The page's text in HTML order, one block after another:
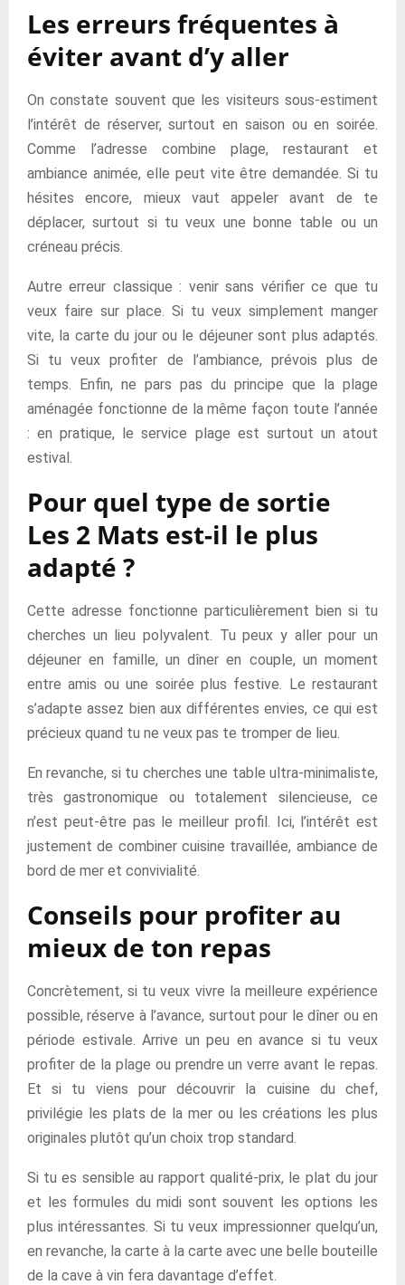
Les erreurs fréquentes à
éviter avant d’y aller
On constate souvent que les visiteurs sous-estiment
l’intérêt de réserver, surtout en saison ou en soirée.
Comme l’adresse combine plage, restaurant et
ambiance animée, elle peut vite être demandée. Si tu
hésites encore, mieux vaut appeler avant de te
déplacer, surtout si tu veux une bonne table ou un
créneau précis.
Autre erreur classique : venir sans vérifier ce que tu
veux faire sur place. Si tu veux simplement manger
vite, la carte du jour ou le déjeuner sont plus adaptés.
Si tu veux profiter de l’ambiance, prévois plus de
temps. Enfin, ne pars pas du principe que la plage
aménagée fonctionne de la même façon toute l’année
: en pratique, le service plage est surtout un atout
estival.
Pour quel type de sortie
Les 2 Mats est-il le plus
adapté ?
Cette adresse fonctionne particulièrement bien si tu
cherches un lieu polyvalent. Tu peux y aller pour un
déjeuner en famille, un dîner en couple, un moment
entre amis ou une soirée plus festive. Le restaurant
s’adapte assez bien aux différentes envies, ce qui est
précieux quand tu ne veux pas te tromper de lieu.
En revanche, si tu cherches une table ultra-minimaliste,
très gastronomique ou totalement silencieuse, ce
n’est peut-être pas le meilleur profil. Ici, l’intérêt est
justement de combiner cuisine travaillée, ambiance de
bord de mer et convivialité.
Conseils pour profiter au
mieux de ton repas
Concrètement, si tu veux vivre la meilleure expérience
possible, réserve à l’avance, surtout pour le dîner ou en
période estivale. Arrive un peu en avance si tu veux
profiter de la plage ou prendre un verre avant le repas.
Et si tu viens pour découvrir la cuisine du chef,
privilégie les plats de la mer ou les créations les plus
originales plutôt qu’un choix trop standard.
Si tu es sensible au rapport qualité-prix, le plat du jour
et les formules du midi sont souvent les options les
plus intéressantes. Si tu veux impressionner quelqu’un,
en revanche, la carte à la carte avec une belle bouteille
de la cave à vin fera davantage d’effet.